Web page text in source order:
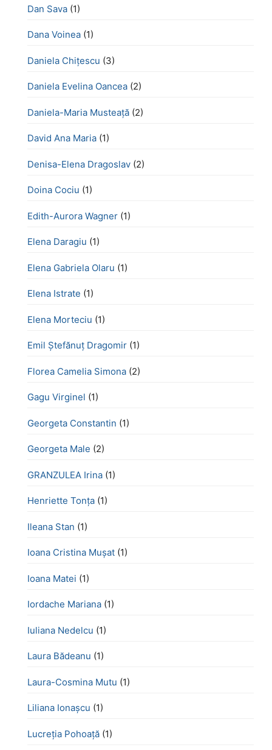
Dan Sava (1)
Dana Voinea (1)
Daniela Chițescu (3)
Daniela Evelina Oancea (2)
Daniela-Maria Musteață (2)
David Ana Maria (1)
Denisa-Elena Dragoslav (2)
Doina Cociu (1)
Edith-Aurora Wagner (1)
Elena Daragiu (1)
Elena Gabriela Olaru (1)
Elena Istrate (1)
Elena Morteciu (1)
Emil Ștefănuț Dragomir (1)
Florea Camelia Simona (2)
Gagu Virginel (1)
Georgeta Constantin (1)
Georgeta Male (2)
GRANZULEA Irina (1)
Henriette Tonţa (1)
Ileana Stan (1)
Ioana Cristina Mușat (1)
Ioana Matei (1)
Iordache Mariana (1)
Iuliana Nedelcu (1)
Laura Bădeanu (1)
Laura-Cosmina Mutu (1)
Liliana Ionașcu (1)
Lucreţia Pohoaţă (1)